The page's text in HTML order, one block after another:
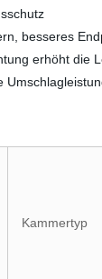
besseres
erhöht die
Kammertyp